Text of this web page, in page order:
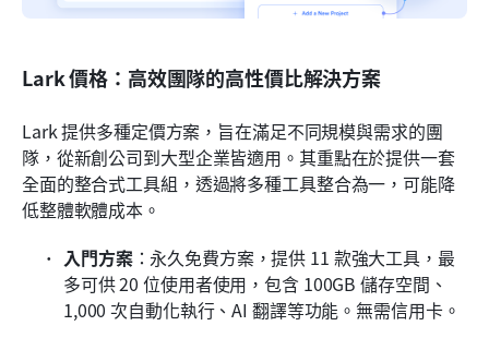
Lark 價格：高效團隊的高性價比解決方案
Lark 提供多種定價方案，旨在滿足不同規模與需求的團
隊，從新創公司到大型企業皆適用。其重點在於提供一套
全面的整合式工具組，透過將多種工具整合為一，可能降
低整體軟體成本。
入門方案：永久免費方案，提供 11 款強大工具，最
多可供 20 位使用者使用，包含 100GB 儲存空間、
1,000 次自動化執行、AI 翻譯等功能。無需信用卡。